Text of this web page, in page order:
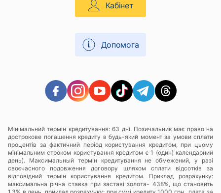
Кабінет
Допомога
Мінімальний термін кредитування: 63 дні. Позичальник має право на
дострокове погашення кредиту в будь-який момент за умови сплати
процентів за фактичний період користування кредитом, при цьому
мінімальним строком користування кредитом є 1 (один) календарний
день). Максимальный термін кредитування не обмежений, у разі
своєчасного подовження договору шляхом сплати відсотків за
відповідний термін користування кредитом. Приклад розрахунку:
максимальна річна ставка при заставі золота- 438%, що становить